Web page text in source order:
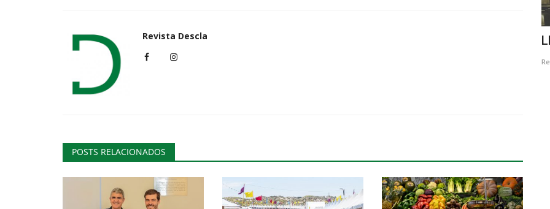
Revista Descla
POSTS RELACIONADOS
Sete portugueses em prova no primeiro
dia de Europeu em...
Revista Descla